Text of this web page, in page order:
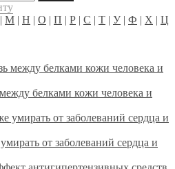
| М | Н | О | П | Р | С | Т | У| Ф | Х | Ц
белками кожи человека и
от заболеваний сердца и